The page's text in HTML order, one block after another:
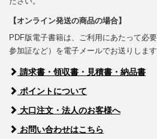
【オンライン発送の商品の場合】
PDF版電子書籍は、ご利用にあたって必
参加証など）を電子メールでお送りします
請求書・領収書・見積書・納品書
ポイントについて
大口注文・法人のお客様へ
お問い合わせはこちら